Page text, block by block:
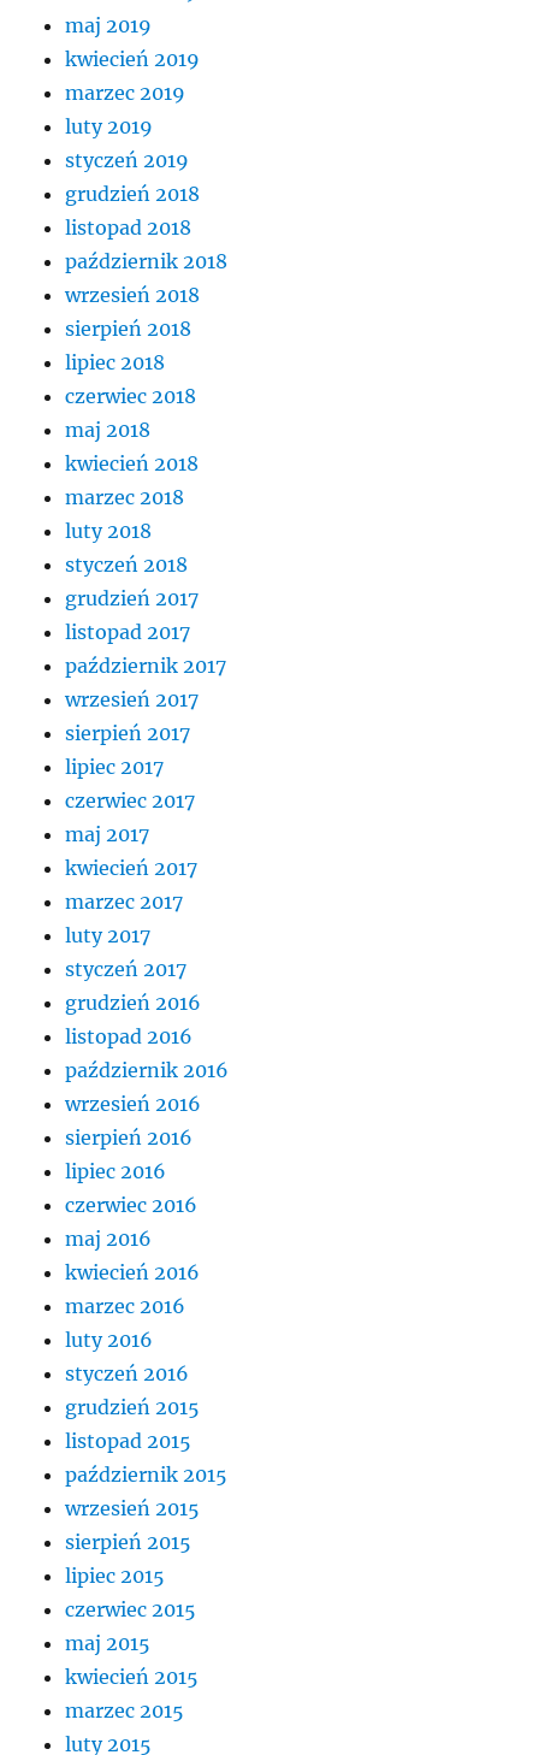
maj 2019
kwiecień 2019
marzec 2019
luty 2019
styczeń 2019
grudzień 2018
listopad 2018
październik 2018
wrzesień 2018
sierpień 2018
lipiec 2018
czerwiec 2018
maj 2018
kwiecień 2018
marzec 2018
luty 2018
styczeń 2018
grudzień 2017
listopad 2017
październik 2017
wrzesień 2017
sierpień 2017
lipiec 2017
czerwiec 2017
maj 2017
kwiecień 2017
marzec 2017
luty 2017
styczeń 2017
grudzień 2016
listopad 2016
październik 2016
wrzesień 2016
sierpień 2016
lipiec 2016
czerwiec 2016
maj 2016
kwiecień 2016
marzec 2016
luty 2016
styczeń 2016
grudzień 2015
listopad 2015
październik 2015
wrzesień 2015
sierpień 2015
lipiec 2015
czerwiec 2015
maj 2015
kwiecień 2015
marzec 2015
luty 2015